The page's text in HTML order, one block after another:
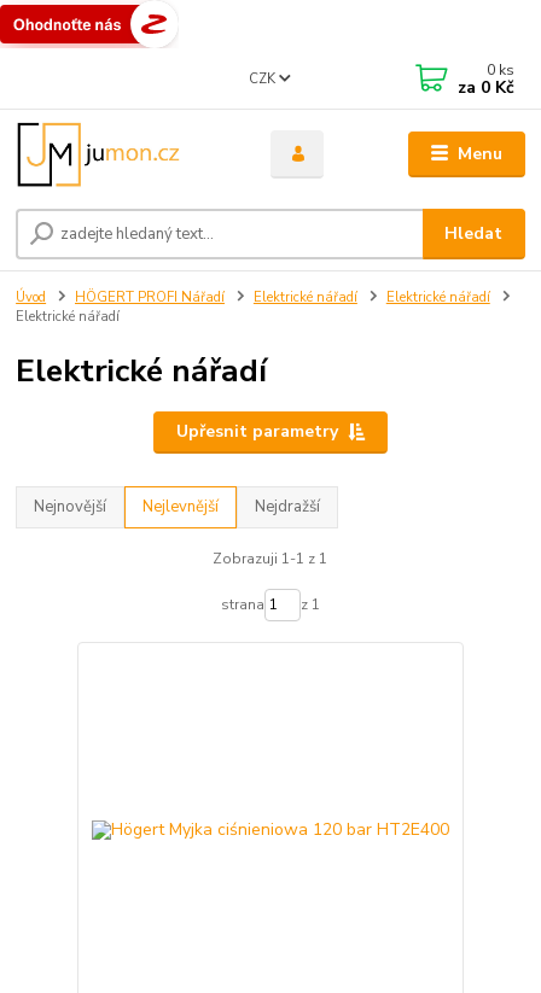
Menu
CZK
Hledat
0 ks
za 0 Kč
Úvod HÖGERT PROFI Nářadí Elektrické nářadí
Elektrické nářadí
Elektrické nářadí
Elektrické nářadí
Upřesnit parametry
Nejnovější Nejlevnější Nejdražší
Zobrazuji 1-1 z 1
strana z 1